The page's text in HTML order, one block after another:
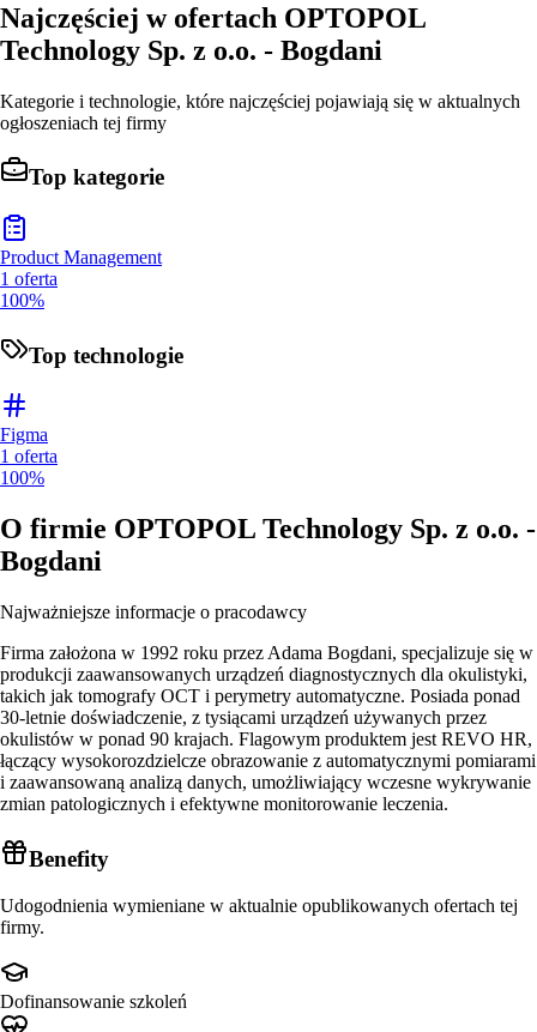
Najczęściej w ofertach OPTOPOL
Technology Sp. z o.o. - Bogdani
Kategorie i technologie, które najczęściej pojawiają się w aktualnych
ogłoszeniach tej firmy
Top kategorie
Product Management
1 oferta
100%
Top technologie
Figma
1 oferta
100%
O firmie OPTOPOL Technology Sp. z o.o. -
Bogdani
Najważniejsze informacje o pracodawcy
Firma założona w 1992 roku przez Adama Bogdani, specjalizuje się w
produkcji zaawansowanych urządzeń diagnostycznych dla okulistyki,
takich jak tomografy OCT i perymetry automatyczne. Posiada ponad
30-letnie doświadczenie, z tysiącami urządzeń używanych przez
okulistów w ponad 90 krajach. Flagowym produktem jest REVO HR,
łączący wysokorozdzielcze obrazowanie z automatycznymi pomiarami
i zaawansowaną analizą danych, umożliwiający wczesne wykrywanie
zmian patologicznych i efektywne monitorowanie leczenia.
Benefity
Udogodnienia wymieniane w aktualnie opublikowanych ofertach tej
firmy.
Dofinansowanie szkoleń